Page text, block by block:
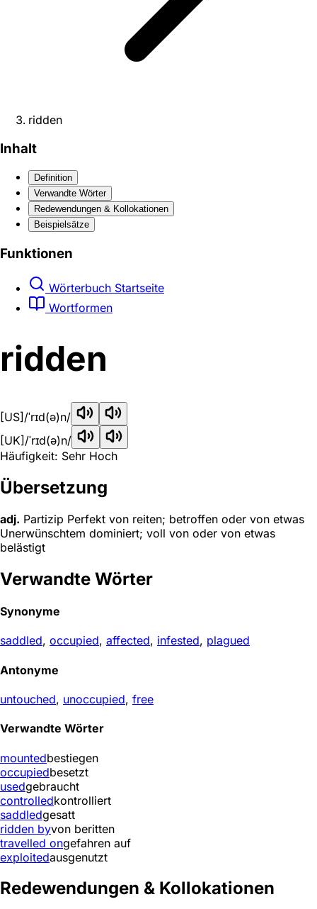
ridden
Inhalt
Definition
Verwandte Wörter
Redewendungen & Kollokationen
Beispielsätze
Funktionen
Wörterbuch Startseite
Wortformen
ridden
[US] /ˈrɪd(ə)n/
[UK] /ˈrɪd(ə)n/
Häufigkeit: Sehr Hoch
Übersetzung
adj. Partizip Perfekt von reiten; betroffen oder von etwas
Unerwünschtem dominiert; voll von oder von etwas
belästigt
Verwandte Wörter
Synonyme
saddled, occupied, affected, infested, plagued
Antonyme
untouched, unoccupied, free
Verwandte Wörter
mountedbestiegen
occupiedbesetzt
usedgebraucht
controlledkontrolliert
saddledgesatt
ridden byvon beritten
travelled ongefahren auf
exploitedausgenutzt
Redewendungen & Kollokationen